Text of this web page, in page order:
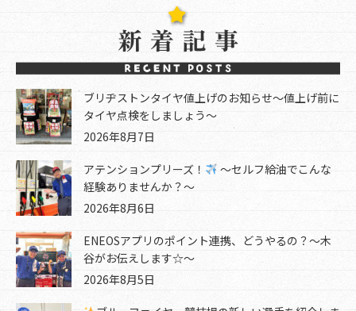
ブリヂストンタイヤ値上げのお知らせ～値上げ前に
タイヤ点検をしましょう～
2026年8月7日
アテンションプリーズ！
～セルフ給油でこんな
経験ありませんか？～
2026年8月6日
ENEOSアプリのポイント連携、どうやるの？～木
谷がお伝えします☆～
2026年8月5日